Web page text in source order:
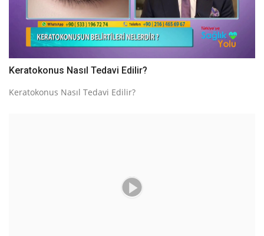
Keratokonus Nasıl Tedavi Edilir?
Keratokonus Nasıl Tedavi Edilir?